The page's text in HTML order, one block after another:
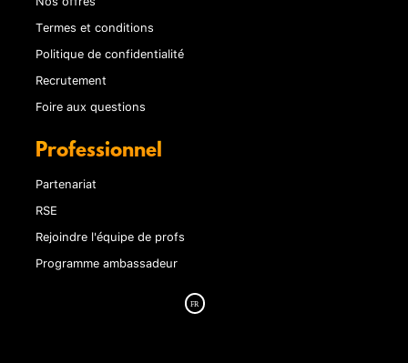
Termes et conditions
Politique de confidentialité
Recrutement
Foire aux questions
Professionnel
Partenariat
RSE
Rejoindre l'équipe de profs
Programme ambassadeur